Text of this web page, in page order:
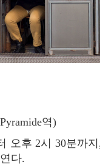
역)
오후 2시 30분까
다.